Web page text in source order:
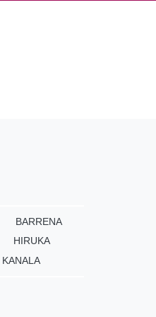
BARRENA
HIRUKA
KANALA